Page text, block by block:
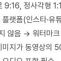
9:16, 정사각형
플랫폼(인스타·유
않음 → 워터마
미지가 동영상의